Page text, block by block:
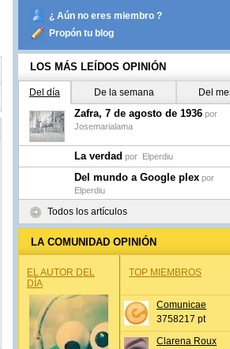
¿ Aún no eres miembro ?
Propón tu blog
LOS MÁS LEÍDOS OPINIÓN
Del día De la semana Del
Zafra, 7 de agosto de 1936 por
Josemarialama
La verdad por Elperdiu
Del mundo a Google plex por
Elperdiu
Todos los artículos
LA COMUNIDAD OPINIÓN
EL AUTOR DEL
DÍA
TOP MIEMBROS
Comunicae
3758217 pt
Clarena Roux